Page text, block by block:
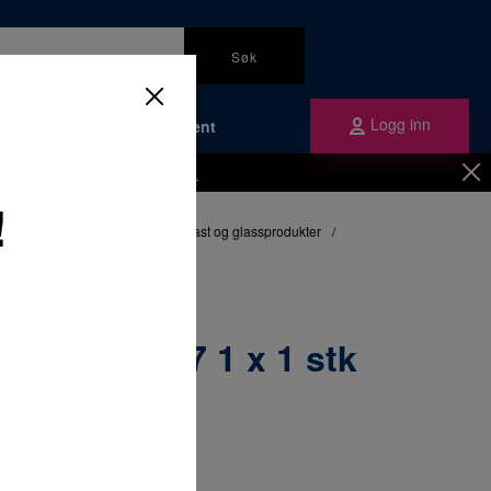
Søk
Om Plandent Logg inn
om å få en kundekonto
Diverse metall, plast og glassprodukter /
blå 747 1 x 1 stk